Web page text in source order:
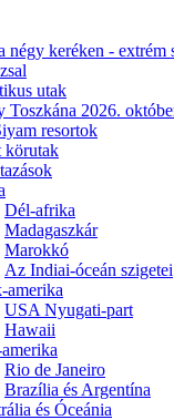
négy keréken - extrém
utak
Toszkána 2026.
resortok
körutak
Dél-afrika
Madagaszkár
Marokkó
Az Indiai-óceán szigetei
amerika
USA Nyugati-part
Hawaii
Rio de Janeiro
Brazília és Argentína
és Óceánia